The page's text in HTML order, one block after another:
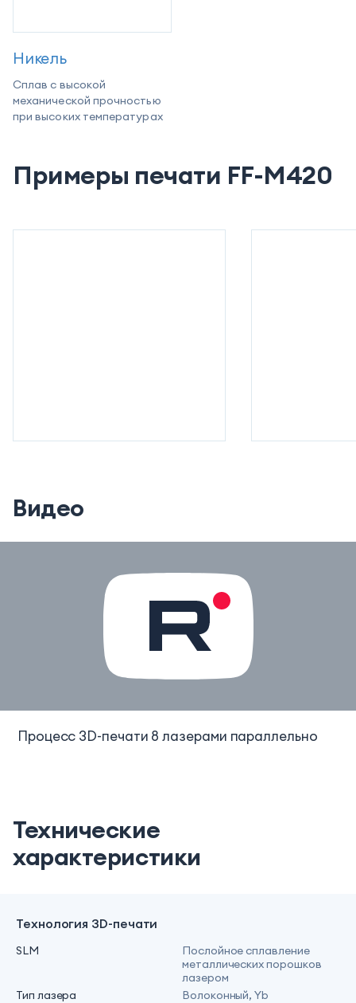
Никель
Сплав с высокой
механической прочностью
при высоких температурах
Примеры печати FF-M420
Видео
Процесс 3D-печати 8 лазерами параллельно
Технические
характеристики
Технология 3D-печати
SLM
Послойное сплавление
металлических порошков
лазером
Тип лазера
Волоконный, Yb